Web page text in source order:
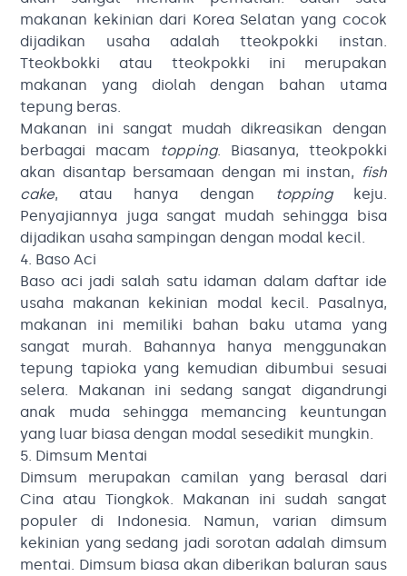
makanan kekinian dari Korea Selatan yang cocok
dijadikan usaha adalah tteokpokki instan.
Tteokbokki atau tteokpokki ini merupakan
makanan yang diolah dengan bahan utama
tepung beras.
Makanan ini sangat mudah dikreasikan dengan
berbagai macam
topping. Biasanya, tteokpokki
akan disantap bersamaan dengan mi instan, fish
cake, atau hanya dengan topping keju.
Penyajiannya juga sangat mudah sehingga bisa
dijadikan usaha sampingan dengan modal kecil.
4. Baso Aci
Baso aci jadi salah satu idaman dalam daftar ide
usaha makanan kekinian modal kecil. Pasalnya,
makanan ini memiliki bahan baku utama yang
sangat murah. Bahannya hanya menggunakan
tepung tapioka yang kemudian dibumbui sesuai
selera. Makanan ini sedang sangat digandrungi
anak muda sehingga memancing keuntungan
yang luar biasa dengan modal sesedikit mungkin.
5. Dimsum Mentai
Dimsum merupakan camilan yang berasal dari
Cina atau Tiongkok. Makanan ini sudah sangat
populer di Indonesia. Namun, varian dimsum
kekinian yang sedang jadi sorotan adalah dimsum
mentai. Dimsum biasa akan diberikan baluran saus